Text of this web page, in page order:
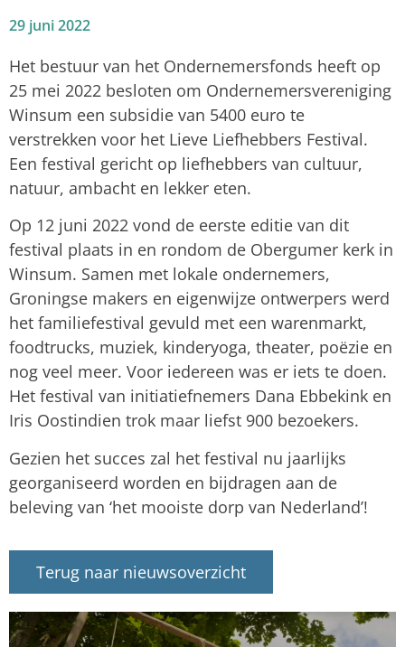
29 juni 2022
Het bestuur van het Ondernemersfonds heeft op
25 mei 2022 besloten om Ondernemersvereniging
Winsum een subsidie van 5400 euro te
verstrekken voor het Lieve Liefhebbers Festival.
Een festival gericht op liefhebbers van cultuur,
natuur, ambacht en lekker eten.
Op 12 juni 2022 vond de eerste editie van dit
festival plaats in en rondom de Obergumer kerk in
Winsum. Samen met lokale ondernemers,
Groningse makers en eigenwijze ontwerpers werd
het familiefestival gevuld met een warenmarkt,
foodtrucks, muziek, kinderyoga, theater, poëzie en
nog veel meer. Voor iedereen was er iets te doen.
Het festival van initiatiefnemers Dana Ebbekink en
Iris Oostindien trok maar liefst 900 bezoekers.
Gezien het succes zal het festival nu jaarlijks
georganiseerd worden en bijdragen aan de
beleving van ‘het mooiste dorp van Nederland’!
Terug naar nieuwsoverzicht